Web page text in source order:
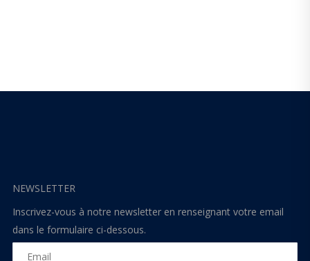
NEWSLETTER
Inscrivez-vous à notre newsletter en renseignant votre email
dans le formulaire ci-dessous.